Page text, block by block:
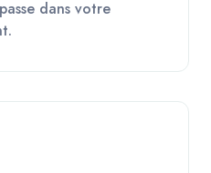
dans votre